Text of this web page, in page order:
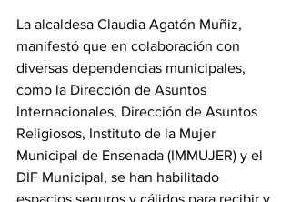
La alcaldesa Claudia Agatón Muñiz,
manifestó que en colaboración con
diversas dependencias municipales,
como la Dirección de Asuntos
Internacionales, Dirección de Asuntos
Religiosos, Instituto de la Mujer
Municipal de Ensenada (IMMUJER) y el
DIF Municipal, se han habilitado
espacios seguros y cálidos para recibir y